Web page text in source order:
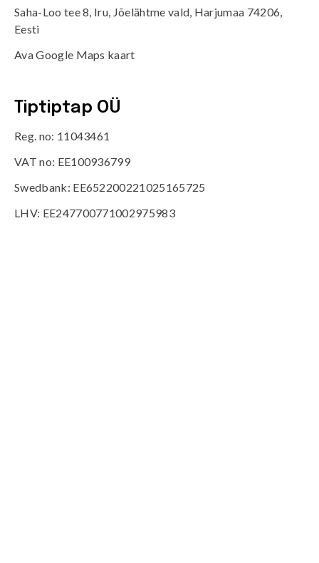
Saha-Loo tee 8, Iru, Jõelähtme vald, Harjumaa 74206,
Eesti
Ava Google Maps kaart
Tiptiptap OÜ
Reg. no: 11043461
VAT no: EE100936799
Swedbank: EE652200221025165725
LHV: EE247700771002975983